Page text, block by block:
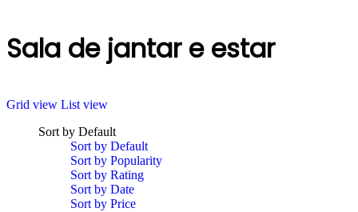
Sala de jantar e estar
Grid view List view
Sort by Default
Sort by Default
Sort by Popularity
Sort by Rating
Sort by Date
Sort by Price